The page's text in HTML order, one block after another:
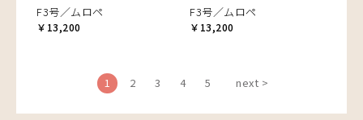
F3号／ムロペ
￥13,200
F3号／ムロペ
￥13,200
1 2 3 4 5 next >